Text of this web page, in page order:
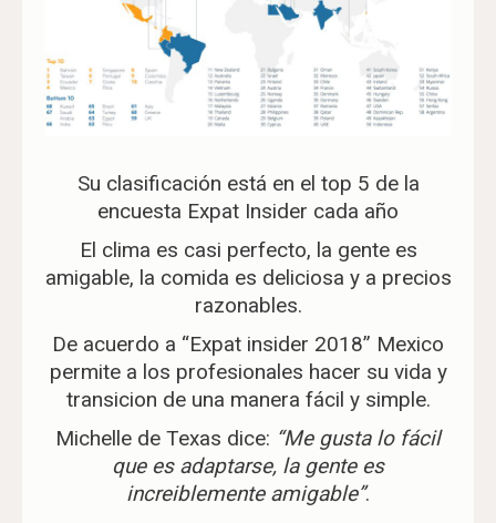
Su clasificación está en el top 5 de la
encuesta Expat Insider cada año
El clima es casi perfecto, la gente es
amigable, la comida es deliciosa y a precios
razonables.
De acuerdo a “Expat insider 2018” Mexico
permite a los profesionales hacer su vida y
transicion de una manera fácil y simple.
Michelle de Texas dice: “Me gusta lo fácil
que es adaptarse, la gente es
increiblemente amigable”.